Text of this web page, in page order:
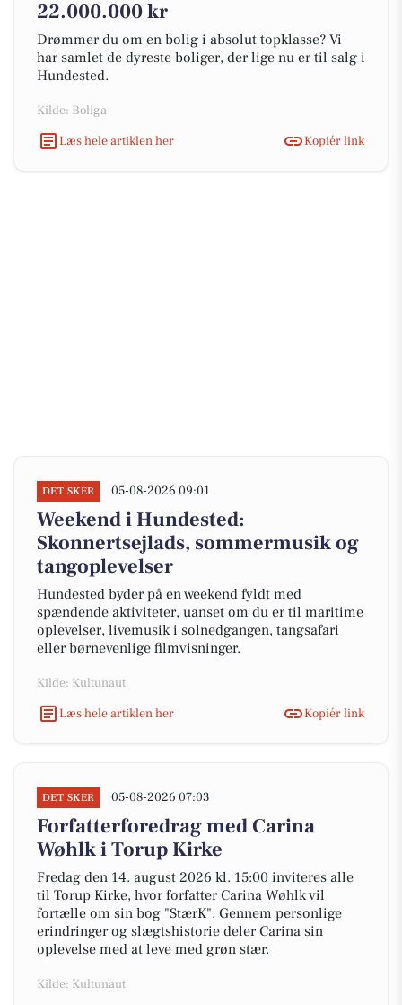
22.000.000 kr
Drømmer du om en bolig i absolut topklasse? Vi
har samlet de dyreste boliger, der lige nu er til salg i
Hundested.
Kilde: Boliga
Læs hele artiklen her
Kopiér link
DET SKER 05-08-2026 09:01
Weekend i Hundested:
Skonnertsejlads, sommermusik og
tangoplevelser
Hundested byder på en weekend fyldt med
spændende aktiviteter, uanset om du er til maritime
oplevelser, livemusik i solnedgangen, tangsafari
eller børnevenlige filmvisninger.
Kilde: Kultunaut
Læs hele artiklen her
Kopiér link
DET SKER 05-08-2026 07:03
Forfatterforedrag med Carina
Wøhlk i Torup Kirke
Fredag den 14. august 2026 kl. 15:00 inviteres alle
til Torup Kirke, hvor forfatter Carina Wøhlk vil
fortælle om sin bog "StærK". Gennem personlige
erindringer og slægtshistorie deler Carina sin
oplevelse med at leve med grøn stær.
Kilde: Kultunaut